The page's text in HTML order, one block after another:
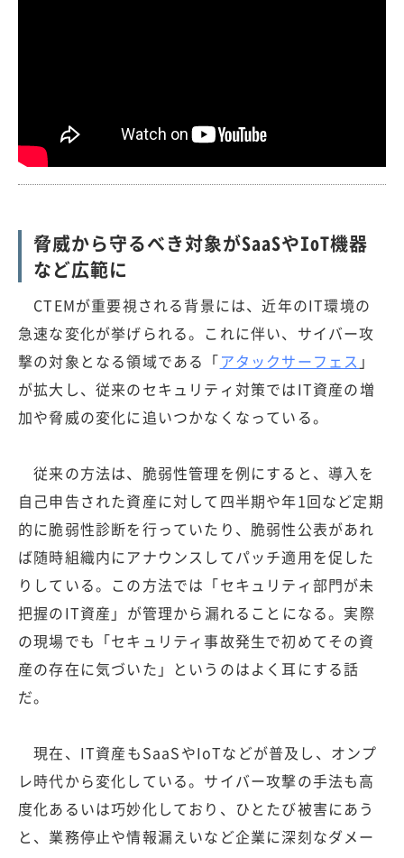
脅威から守るべき対象がSaaSやIoT機器
など広範に
CTEMが重要視される背景には、近年のIT環境の
急速な変化が挙げられる。これに伴い、サイバー攻
撃の対象となる領域である「アタックサーフェス 」
が拡大し、従来のセキュリティ対策ではIT資産の増
加や脅威の変化に追いつかなくなっている。
従来の方法は、脆弱性管理を例にすると、導入を
自己申告された資産に対して四半期や年1回など定期
的に脆弱性診断を行っていたり、脆弱性公表があれ
ば随時組織内にアナウンスしてパッチ適用を促した
りしている。この方法では「セキュリティ部門が未
把握のIT資産」が管理から漏れることになる。実際
の現場でも「セキュリティ事故発生で初めてその資
産の存在に気づいた」というのはよく耳にする話
だ。
現在、IT資産もSaaSやIoTなどが普及し、オンプ
レ時代から変化している。サイバー攻撃の手法も高
度化あるいは巧妙化しており、ひとたび被害にあう
と、業務停止や情報漏えいなど企業に深刻なダメー